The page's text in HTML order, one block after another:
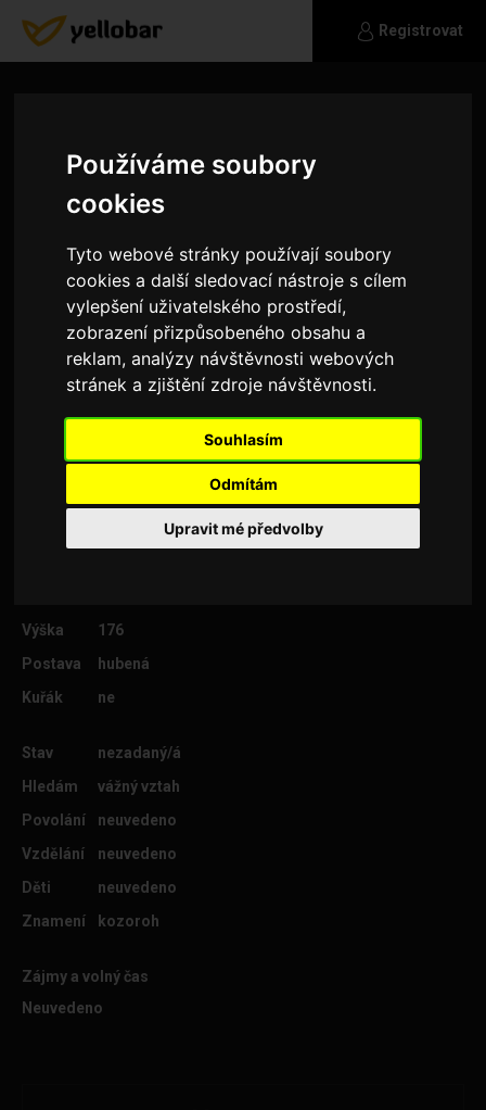
Používáme soubory
cookies
Tyto webové stránky používají soubory
cookies a další sledovací nástroje s cílem
vylepšení uživatelského prostředí,
zobrazení přizpůsobeného obsahu a
reklam, analýzy návštěvnosti webových
stránek a zjištění zdroje návštěvnosti.
Souhlasím
Odmítám
Upravit mé předvolby
Registrovat
Alinc
Výška
176
Postava
hubená
Kuřák
ne
Stav
nezadaný/á
Hledám
vážný vztah
Povolání
neuvedeno
Vzdělání
neuvedeno
Děti
neuvedeno
Znamení
kozoroh
Zájmy a volný čas
Neuvedeno